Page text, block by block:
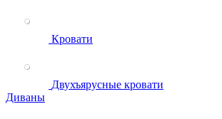
Кровати
Двухъярусные кровати
Диваны